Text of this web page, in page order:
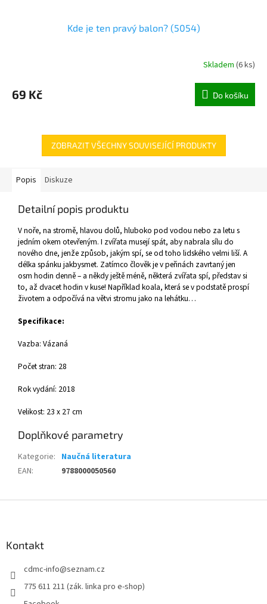
Kde je ten pravý balon? (5054)
Skladem (6 ks)
69 Kč Do košíku
ZOBRAZIT VŠECHNY SOUVISEJÍCÍ PRODUKTY
Popis Diskuze
Detailní popis produktu
V noře, na stromě, hlavou dolů, hluboko pod vodou nebo za letu s
jedním okem otevřeným. I zvířata musejí spát, aby nabrala sílu do
nového dne, jenže způsob, jakým spí, se od toho lidského velmi liší. A
délka spánku jakbysmet. Zatímco člověk je v peřinách zavrtaný jen
osm hodin denně – a někdy ještě méně, některá zvířata spí, představ si
to, až dvacet hodin v kuse! Například koala, která se v podstatě prospí
životem a odpočívá na větvi stromu jako na lehátku…
Specifikace:
Vazba: Vázaná
Počet stran: 28
Rok vydání: 2018
Velikost: 23 x 27 cm
Doplňkové parametry
Kategorie: Naučná literatura
EAN: 9788000050560
Kontakt
cdmc-info@seznam.cz
775 611 211 (zák. linka pro e-shop)